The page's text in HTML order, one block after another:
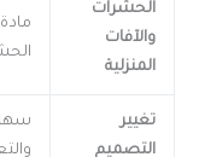
الحشرات
والآفات
المنزلية
تغيير
التصميم